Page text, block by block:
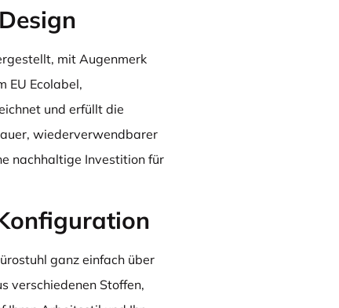
mit Augenmerk
EU Ecolabel,
und erfüllt die
wiederverwendbarer
nachhaltige Investition für
ganz einfach über
verschiedenen Stoffen,